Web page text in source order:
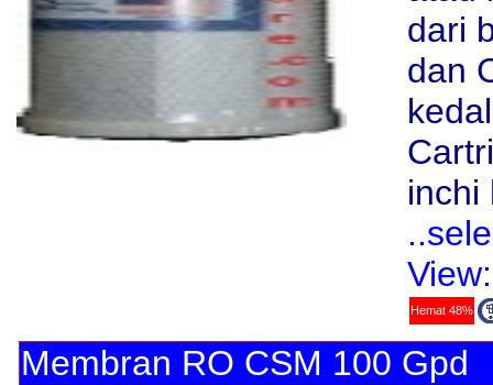
dari
dan
inchi
Hemat 48%
Membran RO CSM 100 Gpd